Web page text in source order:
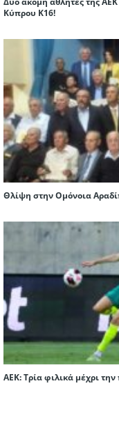
Κύπρου Κ16!
Θλίψη στην Ομόνοια
ΑΕΚ: Τρία φιλικά μέχρι